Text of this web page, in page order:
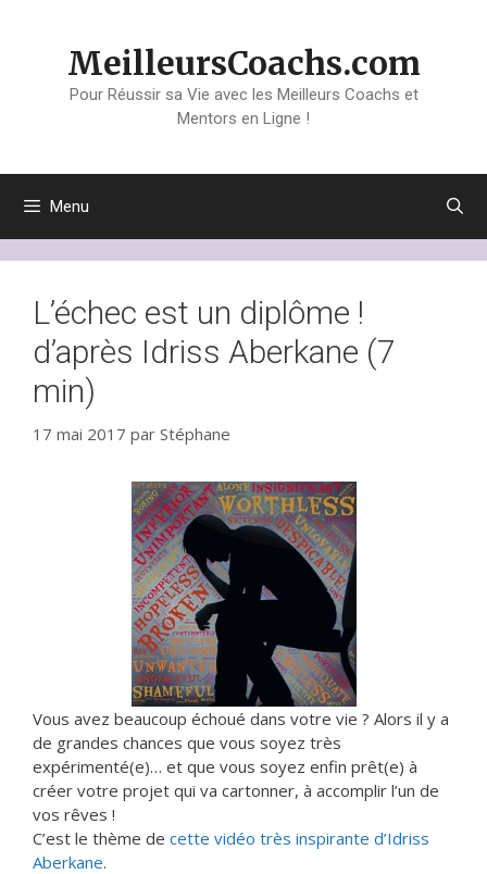
MeilleursCoachs.com
Pour Réussir sa Vie avec les Meilleurs Coachs et
Mentors en Ligne !
Menu
L’échec est un diplôme !
d’après Idriss Aberkane (7
min)
17 mai 2017 par Stéphane
Vous avez beaucoup échoué dans votre vie ? Alors il y a
de grandes chances que vous soyez très
expérimenté(e)… et que vous soyez enfin prêt(e) à
créer votre projet qui va cartonner, à accomplir l’un de
vos rêves !
C’est le thème de cette vidéo très inspirante d’Idriss
Aberkane.